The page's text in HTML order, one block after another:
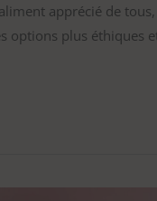
apprécié de
options plus éthiques